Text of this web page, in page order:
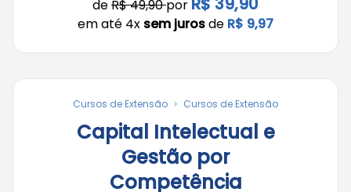
deR$ 49,90por
em até 4x sem jurosde R$ 9,97
Cursos de Extensão Cursos de Extensão
Capital Intelectual e
Gestão por
Competência